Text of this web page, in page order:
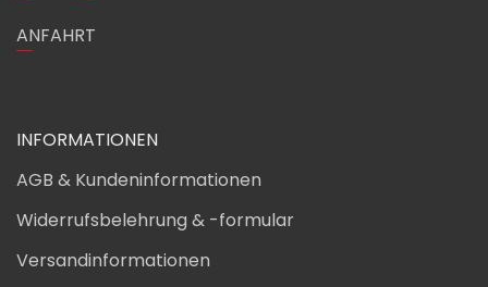
ANFAHRT
INFORMATIONEN
AGB & Kundeninformationen
Widerrufsbelehrung & -formular
Versandinformationen